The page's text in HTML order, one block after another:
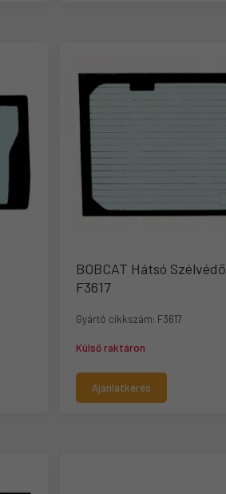
BOBCAT Hátsó Szélvédő
F3617
Gyártó cikkszám: F3617
Külső raktáron
Ajánlatkérés